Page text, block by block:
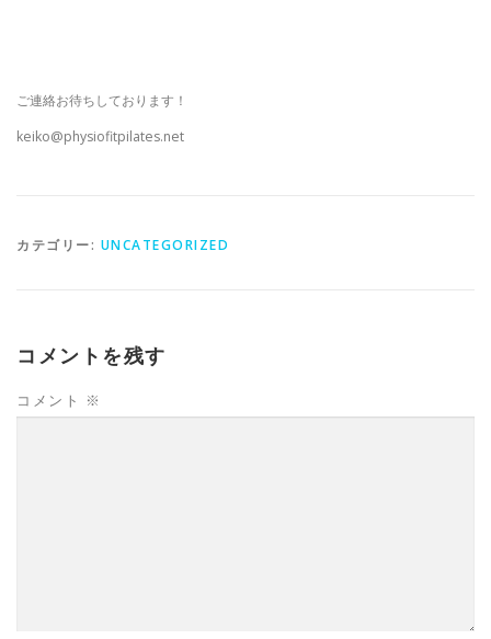
ご連絡お待ちしております！
keiko@physiofitpilates.net
カテゴリー: UNCATEGORIZED
コメントを残す
コメント ※